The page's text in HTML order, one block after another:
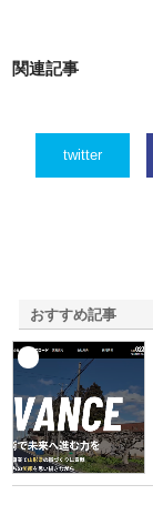
関連記事
twitter
おすすめ記事